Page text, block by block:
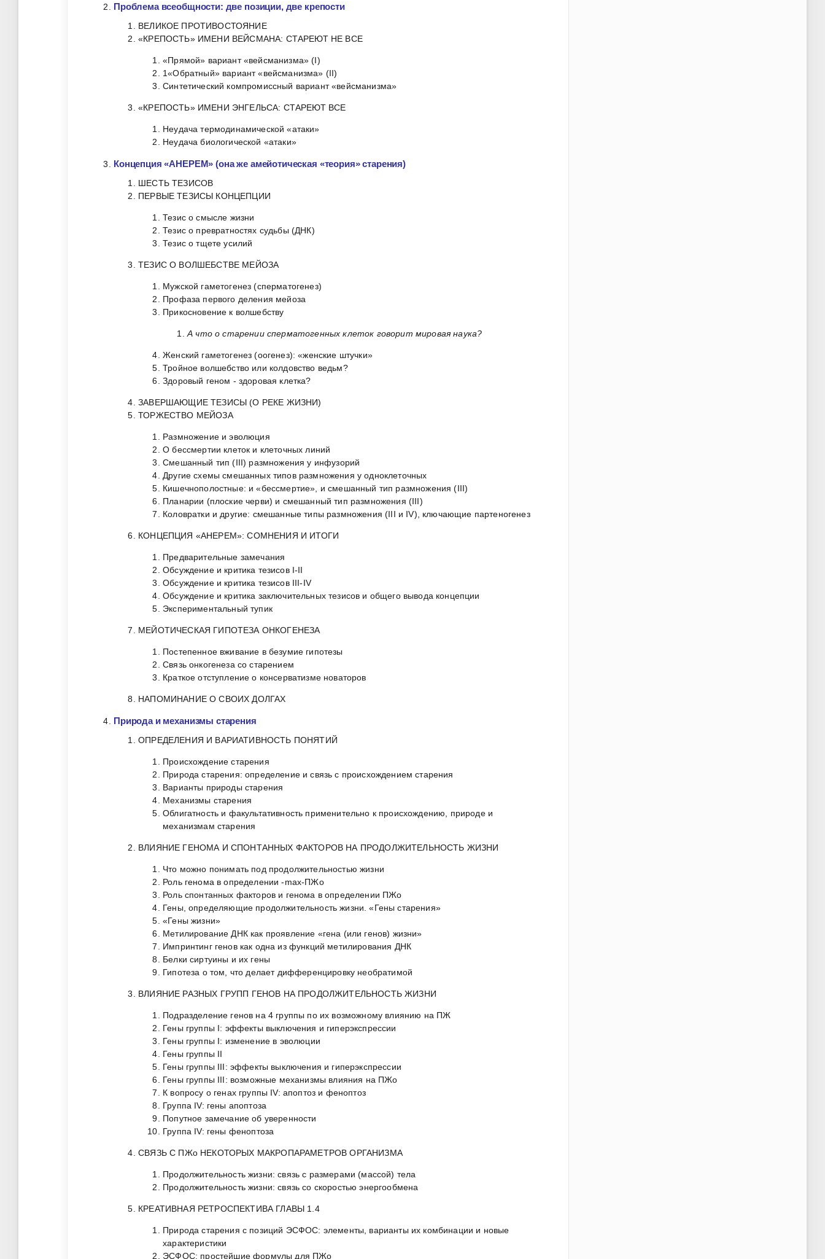
Проблема всеобщности: две позиции, две крепости
ВЕЛИКОЕ ПРОТИВОСТОЯНИЕ
«КРЕПОСТЬ» ИМЕНИ ВЕЙСМАНА: СТАРЕЮТ НЕ ВСЕ
«Прямой» вариант «вейсманизма» (I)
1«Обратный» вариант «вейсманизма» (II)
Синтетический компромиссный вариант «вейсманизма»
«КРЕПОСТЬ» ИМЕНИ ЭНГЕЛЬСА: СТАРЕЮТ ВСЕ
Неудача термодинамической «атаки»
Неудача биологической «атаки»
Концепция «АНЕРЕМ» (она же амейотическая «теория» старения)
ШЕСТЬ ТЕЗИСОВ
ПЕРВЫЕ ТЕЗИСЫ КОНЦЕПЦИИ
Тезис о смысле жизни
Тезис о превратностях судьбы (ДНК)
Тезис о тщете усилий
ТЕЗИС О ВОЛШЕБСТВЕ МЕЙОЗА
Мужской гаметогенез (сперматогенез)
Профаза первого деления мейоза
Прикосновение к волшебству
А что о старении сперматогенных клеток говорит мировая наука?
Женский гаметогенез (оогенез): «женские штучки»
Тройное волшебство или колдовство ведьм?
Здоровый геном - здоровая клетка?
ЗАВЕРШАЮЩИЕ ТЕЗИСЫ (О РЕКЕ ЖИЗНИ)
ТОРЖЕСТВО МЕЙОЗА
Размножение и эволюция
О бессмертии клеток и клеточных линий
Смешанный тип (III) размножения у инфузорий
Другие схемы смешанных типов размножения у одноклеточных
Кишечнополостные: и «бессмертие», и смешанный тип размножения (III)
Планарии (плоские черви) и смешанный тип размножения (III)
Коловратки и другие: смешанные типы размножения (III и IV), ключающие партеногенез
КОНЦЕПЦИЯ «АНЕРЕМ»: СОМНЕНИЯ И ИТОГИ
Предварительные замечания
Обсуждение и критика тезисов I-II
Обсуждение и критика тезисов III-IV
Обсуждение и критика заключительных тезисов и общего вывода концепции
Экспериментальный тупик
МЕЙОТИЧЕСКАЯ ГИПОТЕЗА ОНКОГЕНЕЗА
Постепенное вживание в безумие гипотезы
Связь онкогенеза со старением
Краткое отступление о консерватизме новаторов
НАПОМИНАНИЕ О СВОИХ ДОЛГАХ
Природа и механизмы старения
ОПРЕДЕЛЕНИЯ И ВАРИАТИВНОСТЬ ПОНЯТИЙ
Происхождение старения
Природа старения: определение и связь с происхождением старения
Варианты природы старения
Механизмы старения
Облигатность и факультативность применительно к происхождению, природе и
механизмам старения
ВЛИЯНИЕ ГЕНОМА И СПОНТАННЫХ ФАКТОРОВ НА ПРОДОЛЖИТЕЛЬНОСТЬ ЖИЗНИ
Что можно понимать под продолжительностью жизни
Роль генома в определении -max-ПЖо
Роль спонтанных факторов и генома в определении ПЖо
Гены, определяющие продолжительность жизни. «Гены старения»
«Гены жизни»
Метилирование ДНК как проявление «гена (или генов) жизни»
Импринтинг генов как одна из функций метилирования ДНК
Белки сиртуины и их гены
Гипотеза о том, что делает дифференцировку необратимой
ВЛИЯНИЕ РАЗНЫХ ГРУПП ГЕНОВ НА ПРОДОЛЖИТЕЛЬНОСТЬ ЖИЗНИ
Подразделение генов на 4 группы по их возможному влиянию на ПЖ
Гены группы I: эффекты выключения и гиперэкспрессии
Гены группы I: изменение в эволюции
Гены группы II
Гены группы III: эффекты выключения и гиперэкспрессии
Гены группы III: возможные механизмы влияния на ПЖо
К вопросу о генах группы IV: апоптоз и феноптоз
Группа IV: гены апоптоза
Попутное замечание об уверенности
Группа IV: гены феноптоза
СВЯЗЬ С ПЖо НЕКОТОРЫХ МАКРОПАРАМЕТРОВ ОРГАНИЗМА
Продолжительность жизни: связь с размерами (массой) тела
Продолжительность жизни: связь со скоростью энергообмена
КРЕАТИВНАЯ РЕТРОСПЕКТИВА ГЛАВЫ 1.4
Природа старения с позиций ЭСФОС: элементы, варианты их комбинации и новые
характеристики
ЭСФОС: простейшие формулы для ПЖо